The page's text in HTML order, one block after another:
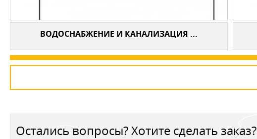
ВОДОСНАБЖЕНИЕ И КАНАЛИЗАЦИЯ ...
Остались вопросы? Хотите сделать заказ?